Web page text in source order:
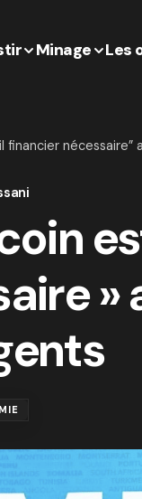
Minage Les
financier nécessaire”
»